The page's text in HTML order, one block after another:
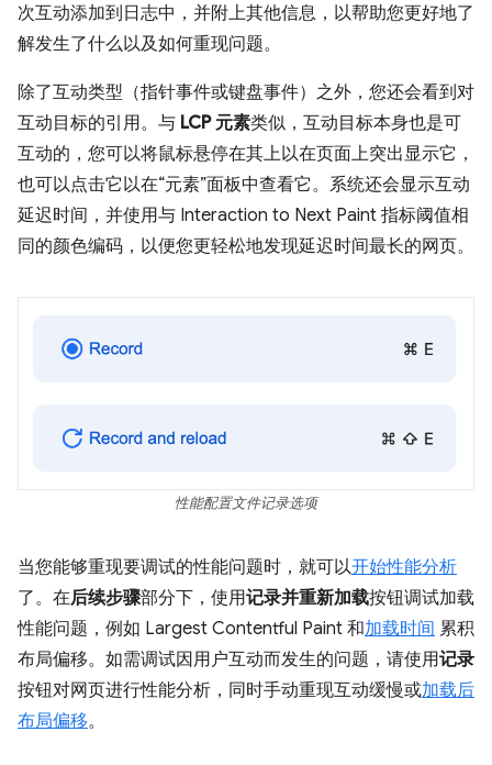
次互动添加到日志中，并附上其他信息，以帮助您更好地了
解发生了什么以及如何重现问题。
除了互动类型（指针事件或键盘事件）之外，您还会看到对
互动目标的引用。与 LCP 元素类似，互动目标本身也是可
互动的，您可以将鼠标悬停在其上以在页面上突出显示它，
也可以点击它以在“元素”面板中查看它。系统还会显示互动
延迟时间，并使用与 Interaction to Next Paint 指标阈值相
同的颜色编码，以便您更轻松地发现延迟时间最长的网页。
性能配置文件记录选项
当您能够重现要调试的性能问题时，就可以开始性能分析
了。在后续步骤部分下，使用记录并重新加载按钮调试加载
性能问题，例如 Largest Contentful Paint 和加载时间 累积
布局偏移。如需调试因用户互动而发生的问题，请使用记录
按钮对网页进行性能分析，同时手动重现互动缓慢或加载后
布局偏移。